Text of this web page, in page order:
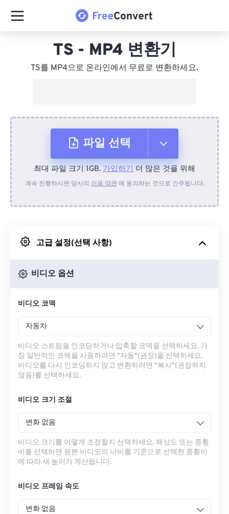
TS - MP4 변환기
TS를 MP4으로 온라인에서 무료로 변환하세요.
파일 선택
장치에서
Google 드라이브에서
최대 파일 크기 1GB. 가입하기 더 많은 것을 위해
계속 진행하시면 당사의 이용 약관에 동의하는 것으로 간주됩니다.
고급 설정(선택 사항)
비디오 옵션
비디오 코덱
자동차
비디오 스트림을 인코딩하거나 압축할 코덱을 선택하세요. 가
장 일반적인 코덱을 사용하려면 "자동"(권장)을 선택하세요.
비디오를 다시 인코딩하지 않고 변환하려면 "복사"(권장하지
않음)를 선택하세요.
비디오 크기 조절
변화 없음
비디오 크기를 어떻게 조정할지 선택하세요. 해상도 또는 종횡
비를 선택하면 원본 비디오의 너비를 기준으로 선택한 종횡비
에 따라 새 높이가 계산됩니다.
비디오 프레임 속도
변화 없음